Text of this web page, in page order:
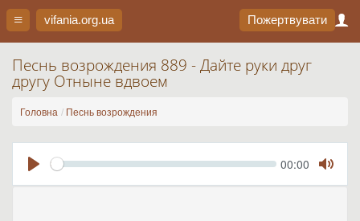
vifania.org.ua Пожертвувати
Песнь возрождения 889 - Дайте руки друг
другу Отныне вдвоем
Головна Песнь возрождения
Seek Current
00:00
Mute